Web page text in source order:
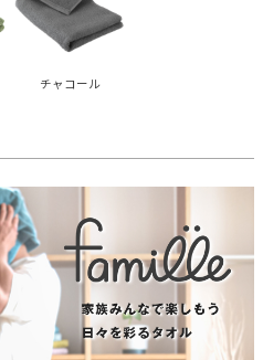
チャコール